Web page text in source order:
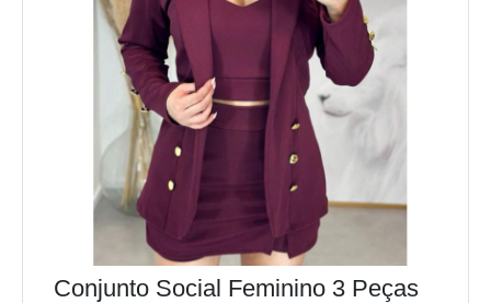
Conjunto Social Feminino 3 Peças